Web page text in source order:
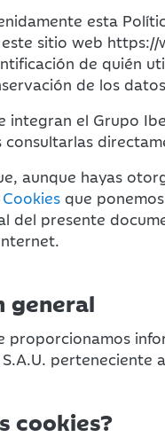
esta
sitio web
de quién
de los
integran el Grupo
aunque hayas
que
del presente
general
proporcionamos
perteneciente
cookies?